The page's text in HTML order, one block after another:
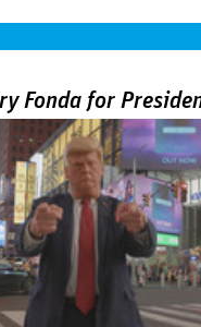
Fonda for